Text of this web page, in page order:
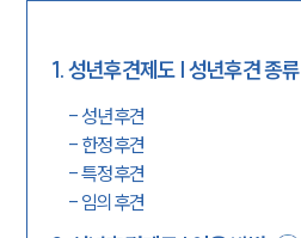
1.성년후견제도 | 성년후견 종류
- 성년후견
- 한정후견
-특정후견
- 임의후견